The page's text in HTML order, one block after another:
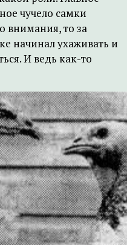
чучело самки
внимания, то за
начинал ухаживать и
И ведь как-то